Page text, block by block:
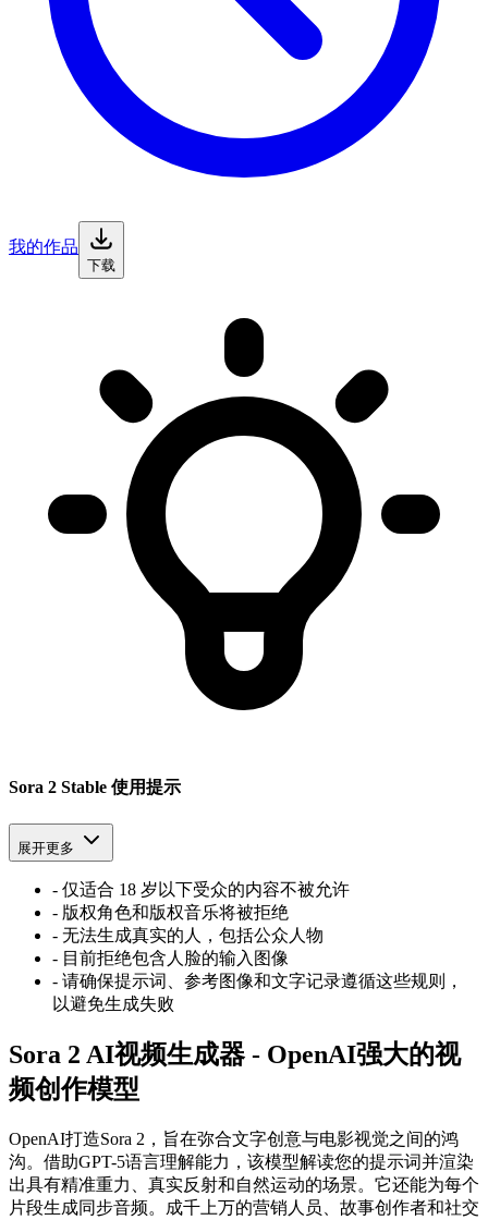
我的作品
下载
Sora 2 Stable 使用提示
展开更多
- 仅适合 18 岁以下受众的内容不被允许
- 版权角色和版权音乐将被拒绝
- 无法生成真实的人，包括公众人物
- 目前拒绝包含人脸的输入图像
- 请确保提示词、参考图像和文字记录遵循这些规则，
以避免生成失败
Sora 2 AI视频生成器 - OpenAI强大的视
频创作模型
OpenAI打造Sora 2，旨在弥合文字创意与电影视觉之间的鸿
沟。借助GPT-5语言理解能力，该模型解读您的提示词并渲染
出具有精准重力、真实反射和自然运动的场景。它还能为每个
片段生成同步音频。成千上万的营销人员、故事创作者和社交